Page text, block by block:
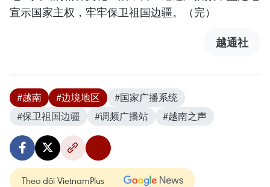
宣示国家主权，牢牢保卫祖国边疆。（完）
越通社
#越南 #边境地区
#国家广播系统
#保卫祖国边疆
#调频广播站 #越南之声
Theo dõi VietnamPlus